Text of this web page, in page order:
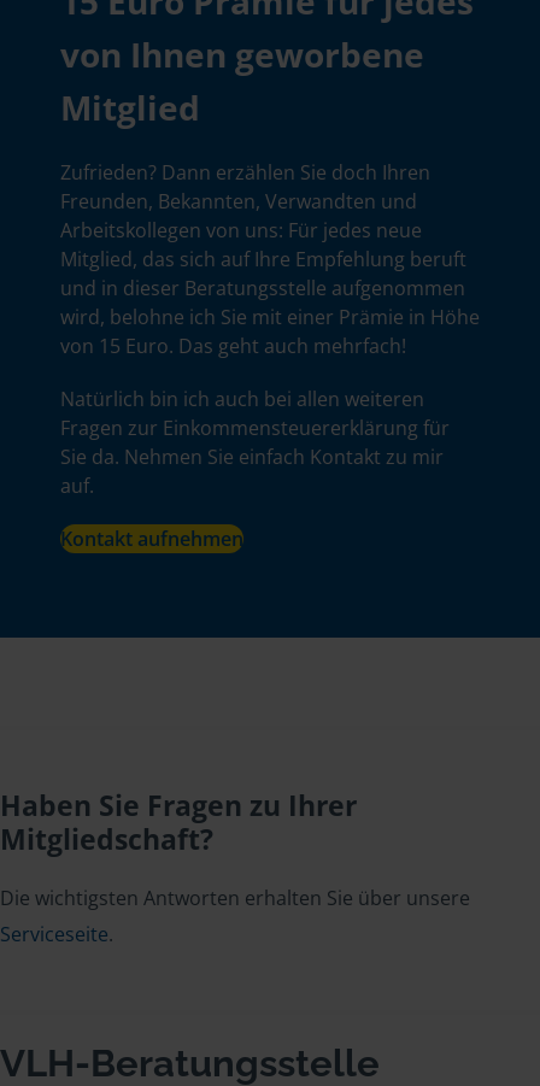
von Ihnen geworbene
Mitglied
Zufrieden? Dann erzählen Sie doch Ihren
Freunden, Bekannten, Verwandten und
Arbeitskollegen von uns: Für jedes neue
Mitglied, das sich auf Ihre Empfehlung beruft
und in dieser Beratungsstelle aufgenommen
wird, belohne ich Sie mit einer Prämie in Höhe
von 15 Euro. Das geht auch mehrfach!
Natürlich bin ich auch bei allen weiteren
Fragen zur Einkommensteuererklärung für
Sie da. Nehmen Sie einfach Kontakt zu mir
auf.
Kontakt aufnehmen
Haben Sie Fragen zu Ihrer
Mitgliedschaft?
Die wichtigsten Antworten erhalten Sie über unsere
Serviceseite.
VLH-Beratungsstelle